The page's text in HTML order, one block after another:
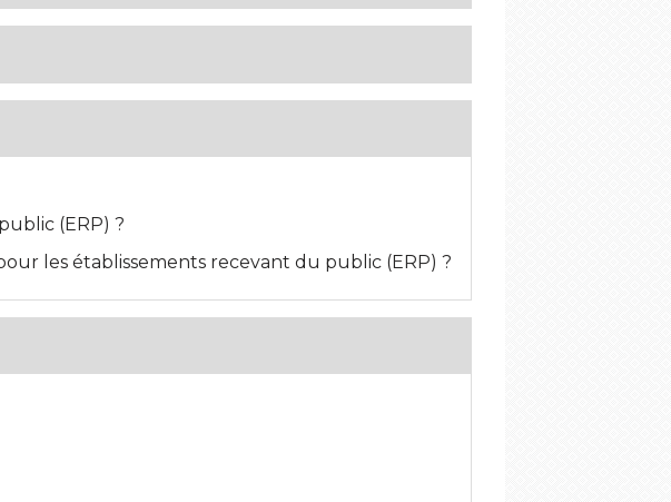
(ERP) ?
les établissements recevant du public (ERP) ?